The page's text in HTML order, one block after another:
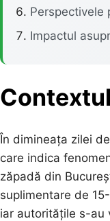
Perspectivele
Impactul
În dimineața zilei
care indica
zăpadă din
suplimentare de
iar autoritățile s-au